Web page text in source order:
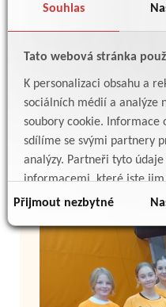
Souhlas
Tato webová stránka
K personalizaci obsahu a
sociálních médií a analýze
soubory cookie. Informace
sdílíme se svými partnery
analýzy. Partneři tyto
informacemi, které jste
důsledku toho, že používáte
Přijmout nezbytné